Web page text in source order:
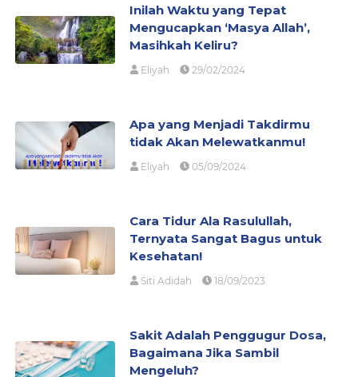
Inilah Waktu yang Tepat
Mengucapkan ‘Masya Allah’,
Masihkah Keliru?
Eliyah 29/02/2024
Apa yang Menjadi Takdirmu
tidak Akan Melewatkanmu!
Eliyah 05/09/2024
Cara Tidur Ala Rasulullah,
Ternyata Sangat Bagus untuk
Kesehatan!
Siti Adidah 18/09/2023
Sakit Adalah Penggugur Dosa,
Bagaimana Jika Sambil
Mengeluh?